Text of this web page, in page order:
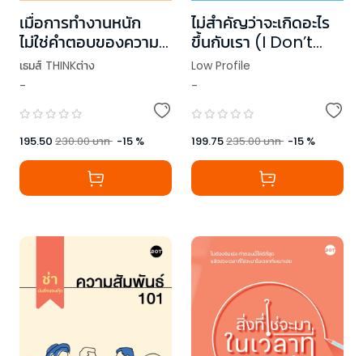
เมื่อการทำงานหนัก
ไม่ใช่คำตอบของความ
ก้าวหน้า
เธมส์ THINKต่าง
-
195.50 230.00บาท -15 %
ไม่สำคัญว่าจะเกิดอะไร
ขึ้นกับเรา (I Don’t
Care)
Low Profile
-
199.75235.00บาท -15 %